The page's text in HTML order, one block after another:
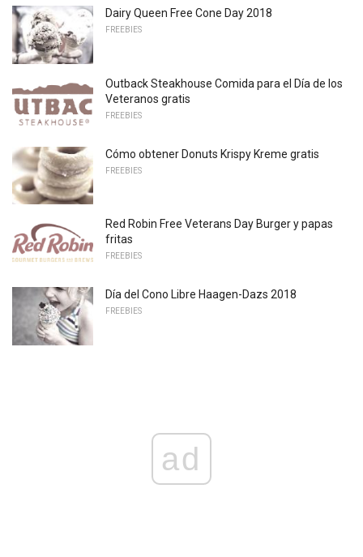
Dairy Queen Free Cone Day 2018
FREEBIES
Outback Steakhouse Comida para el Día de los
Veteranos gratis
FREEBIES
Cómo obtener Donuts Krispy Kreme gratis
FREEBIES
Red Robin Free Veterans Day Burger y papas
fritas
FREEBIES
Día del Cono Libre Haagen-Dazs 2018
FREEBIES
ad